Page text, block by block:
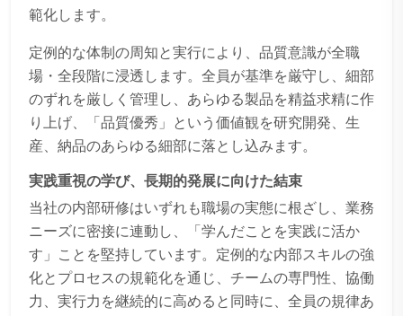
範化します。
定例的な体制の周知と実行により、品質意識が全職
場・全段階に浸透します。全員が基準を厳守し、細部
のずれを厳しく管理し、あらゆる製品を精益求精に作
り上げ、「品質優秀」という価値観を研究開発、生
産、納品のあらゆる細部に落とし込みます。
実践重視の学び、長期的発展に向けた結束
当社の内部研修はいずれも職場の実態に根ざし、業務
ニーズに密接に連動し、「学んだことを実践に活か
す」ことを堅持しています。定例的な内部スキルの強
化とプロセスの規範化を通じ、チームの専門性、協働
力、実行力を継続的に高めると同時に、全員の規律あ